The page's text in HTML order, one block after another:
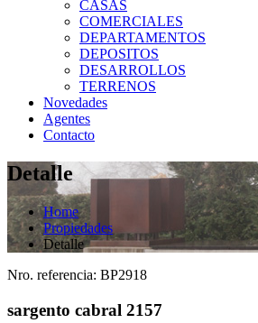
CASAS
COMERCIALES
DEPARTAMENTOS
DEPOSITOS
DESARROLLOS
TERRENOS
Novedades
Agentes
Contacto
Detalle
Home
Propiedades
Detalle
Nro. referencia: BP2918
sargento cabral 2157